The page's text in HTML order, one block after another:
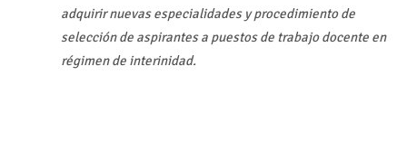
adquirir nuevas especialidades y procedimiento de
selección de aspirantes a puestos de trabajo docente en
régimen de interinidad.